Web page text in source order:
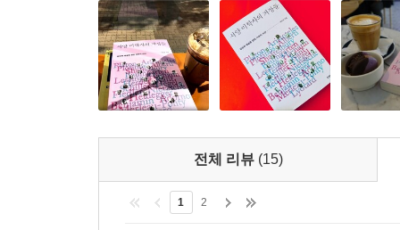
서양 미학의 흐름을 체계적으로 이해할 수 있다
감성과 예술을 향한 사유의 시선들이 각 장에 사
전개되었는지 이해할 수 있다. 특히 ‘고대와 중세 시
시기의 특징을 따로 정리해주어 개별 사상가들의
플로티노스와 더불어 기독교를 근간으로 앞선
초기’에는 통합 지성의 모범이라 할 수 있는 알
있다. ‘근대 미학의 시기’(18세기 초반~19세
전체 리뷰 (15)
1 2